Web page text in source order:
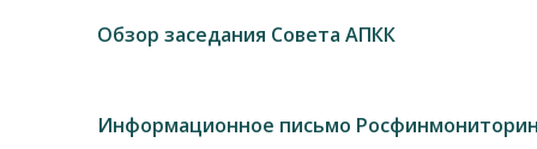
Обзор заседания Совета АПКК
Информационное письмо